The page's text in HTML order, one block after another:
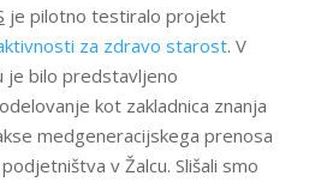
je pilotno testiralo projekt
za zdravo starost. V
je bilo predstavljeno
kot zakladnica znanja
medgeneracijskega prenosa
v Žalcu. Slišali smo